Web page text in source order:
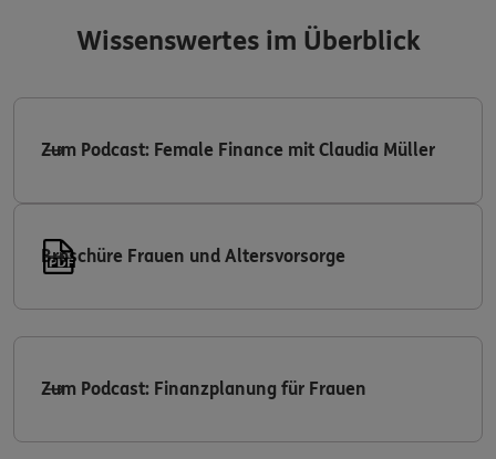
Wissenswertes im Überblick
Zum Podcast: Female Finance mit Claudia Müller
Broschüre Frauen und Altersvorsorge
Zum Podcast: Finanzplanung für Frauen